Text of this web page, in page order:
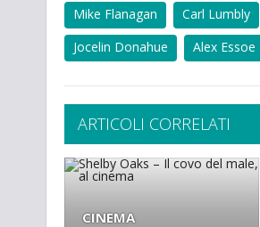
Mike Flanagan
Carl Lumbly
Jocelin Donahue
Alex Essoe
ARTICOLI CORRELATI
CINEMA